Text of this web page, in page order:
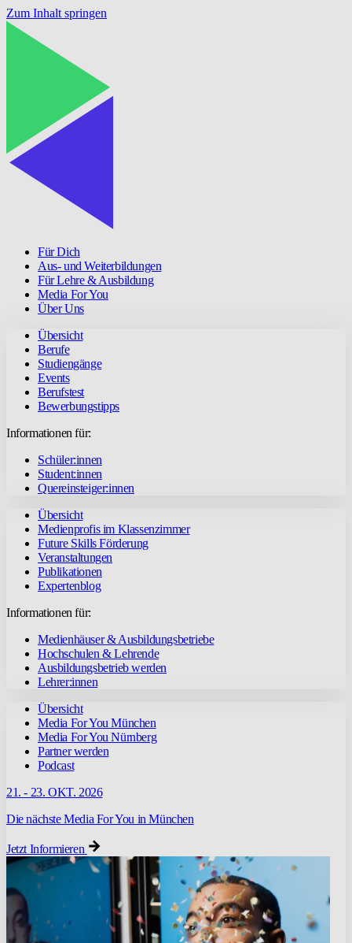
Zum Inhalt springen
Für Dich
Aus- und Weiterbildungen
Für Lehre & Ausbildung
Media For You
Über Uns
Übersicht
Berufe
Studiengänge
Events
Berufstest
Bewerbungstipps
Informationen für:
Schüler:innen
Student:innen
Quereinsteiger:innen
Übersicht
Medienprofis im Klassenzimmer
Future Skills Förderung
Veranstaltungen
Publikationen
Expertenblog
Informationen für:
Medienhäuser & Ausbildungsbetriebe
Hochschulen & Lehrende
Ausbildungsbetrieb werden
Lehrer:innen
Übersicht
Media For You München
Media For You Nürnberg
Partner werden
Podcast
21. - 23. OKT. 2026
Die nächste Media For You in München
Jetzt Informieren